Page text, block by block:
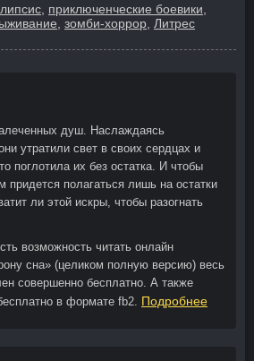
приключенческие боевики
зомби-хоррор Литрес
душ. Наслаждаясь
утратили свет в своих сердцах и
поглотила их без остатка. И чтобы
придется полагаться лишь на остатки
ли этой искры, чтобы разогнать
возможность читать онлайн
сна» (целиком полную версию) весь
совершенно бесплатно. А также
в формате fb2. Подробнее